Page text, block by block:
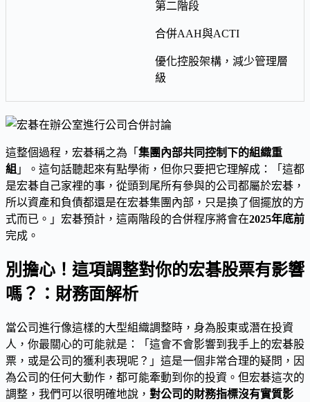
第二階段
合併AAH與ACTI
優化控股架構，減少管理層
級
這整個過程，宏碁稱之為「 集團內部共同控制下的組織重
組 」。這句話聽起來有點學術，但你只要把它理解成：「這都
是宏碁自己家裡的事，從頭到尾所有參與的公司都屬於宏碁，
所以資產和負債都還是在宏碁集團內部，只是換了個擺放的方
式而已。」宏碁預計，這兩階段的合併程序將會在2025年底前
完成。
別擔心！這項調整對你的宏碁股票有影響
嗎？：財務面解析
當公司進行像這樣的大型組織調整時，身為股東或潛在投資
人，你最關心的可能就是：「這會不會影響到我手上的宏碁股
票，或是公司的獲利表現呢？」這是一個非常合理的疑問，因
為公司的任何大動作，都可能牽動到你的投資。但宏碁這次的
調整，我們可以很明確地說， 對公司的財務指標沒有實質影